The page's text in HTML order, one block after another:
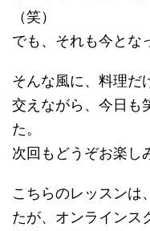
（笑）
でも、それも今とな
そんな風に、料理だ
交えながら、今日も
た。
次回もどうぞお楽し
こちらのレッスンは
たが、オンラインス